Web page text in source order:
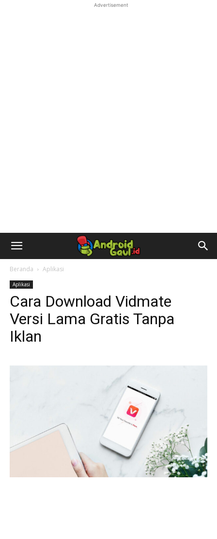
Advertisement
AndroidGaul.id
Beranda Aplikasi
Aplikasi
Cara Download Vidmate
Versi Lama Gratis Tanpa
Iklan